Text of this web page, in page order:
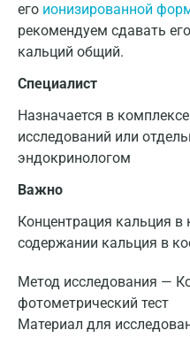
его ионизированной
рекомендуем сдавать
кальций общий.
Специалист
Назначается в
исследований или
эндокринологом
Важно
Концентрация кальция в
содержании кальция в
Метод исследования —
фотометрический тест
Материал для